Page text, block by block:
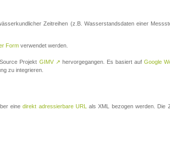
Zeitreihen (z.B. Wasserstandsdaten einer
Form verwendet werden.
Projekt GIMV ↗ hervorgegangen. Es basiert auf Google
zu integrieren.
einedirekt adressierbare URL
als XML bezogen werden. Die